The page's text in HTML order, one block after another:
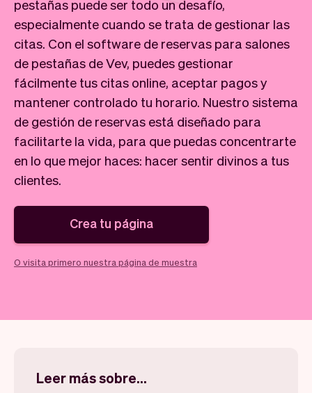
Marketing
Pagos
Diseño
Equipo
Entregas
pestañas puede ser todo un desafío,
especialmente cuando se trata de gestionar las
citas. Con el software de reservas para salones
de pestañas de Vev, puedes gestionar
fácilmente tus citas online, aceptar pagos y
mantener controlado tu horario. Nuestro sistema
de gestión de reservas está diseñado para
facilitarte la vida, para que puedas concentrarte
en lo que mejor haces: hacer sentir divinos a tus
clientes.
Crea tu página
O visita primero nuestra página de muestra
Leer más sobre...